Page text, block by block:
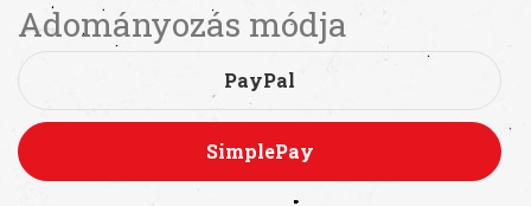
Adományozás módja
PayPal
SimplePay